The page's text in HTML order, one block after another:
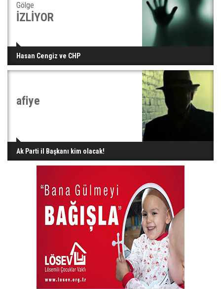
Gölge
İZLİYOR
Hasan Cengiz ve CHP
afiye
Ak Parti il Başkanı kim olacak!